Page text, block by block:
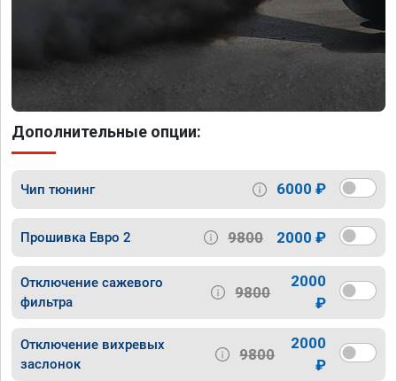
Дополнительные опции:
Чип тюнинг 6000 ₽
Прошивка Евро 2 9800 2000 ₽
Отключение сажевого
фильтра
9800
2000
₽
Отключение вихревых
заслонок
9800
2000
₽